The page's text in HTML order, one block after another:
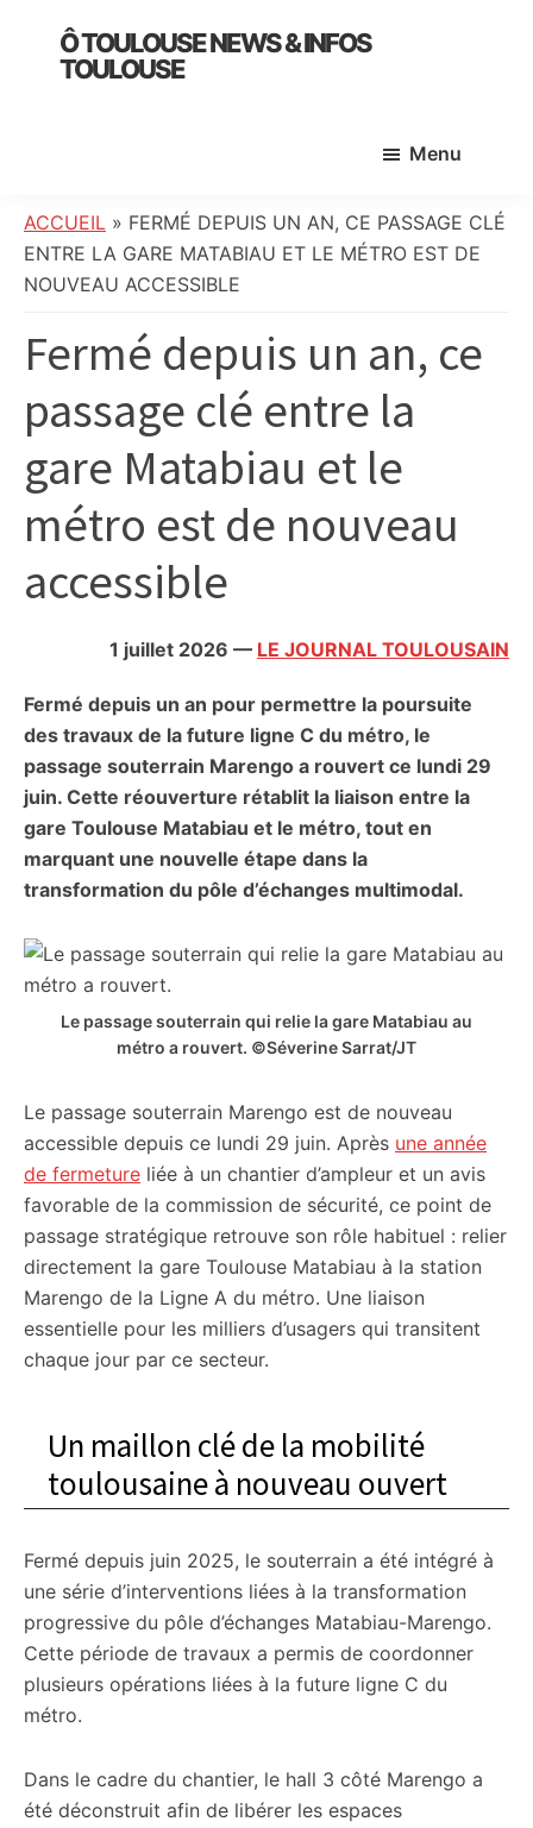
primary
Ô TOULOUSE NEWS & INFOS
TOULOUSE
:
info
locale,
culture,
politique,
météo,
divers
initiatives
Menu
ACCUEIL » FERMÉ DEPUIS UN AN, CE PASSAGE CLÉ
ENTRE LA GARE MATABIAU ET LE MÉTRO EST DE
NOUVEAU ACCESSIBLE
Fermé depuis un an, ce
passage clé entre la
gare Matabiau et le
métro est de nouveau
accessible
1 juillet 2026 — LE JOURNAL TOULOUSAIN
Fermé depuis un an pour permettre la poursuite
des travaux de la future ligne C du métro, le
passage souterrain Marengo a rouvert ce lundi 29
juin. Cette réouverture rétablit la liaison entre la
gare Toulouse Matabiau et le métro, tout en
marquant une nouvelle étape dans la
transformation du pôle d’échanges multimodal.
Le passage souterrain qui relie la gare Matabiau au
métro a rouvert. ©Séverine Sarrat/JT
Le passage souterrain Marengo est de nouveau
accessible depuis ce lundi 29 juin. Après une année
de fermeture liée à un chantier d’ampleur et un avis
favorable de la commission de sécurité, ce point de
passage stratégique retrouve son rôle habituel : relier
directement la gare Toulouse Matabiau à la station
Marengo de la Ligne A du métro. Une liaison
essentielle pour les milliers d’usagers qui transitent
chaque jour par ce secteur.
Un maillon clé de la mobilité
toulousaine à nouveau ouvert
Fermé depuis juin 2025, le souterrain a été intégré à
une série d’interventions liées à la transformation
progressive du pôle d’échanges Matabiau-Marengo.
Cette période de travaux a permis de coordonner
plusieurs opérations liées à la future ligne C du
métro.
Dans le cadre du chantier, le hall 3 côté Marengo a
été déconstruit afin de libérer les espaces